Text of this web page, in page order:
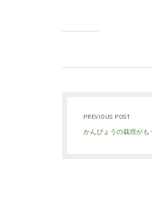
PREVIOUS POST
かんぴょうの栽培がも